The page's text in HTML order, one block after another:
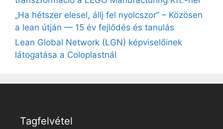
„Ha hétszer elesel, állj fel nyolcszor” – Közösen
a lean útján — 15 év fejlődés és tanulás
Lean Global Network (LGN) képviselőinek
látogatása a Coloplastnál
Tagfelvétel